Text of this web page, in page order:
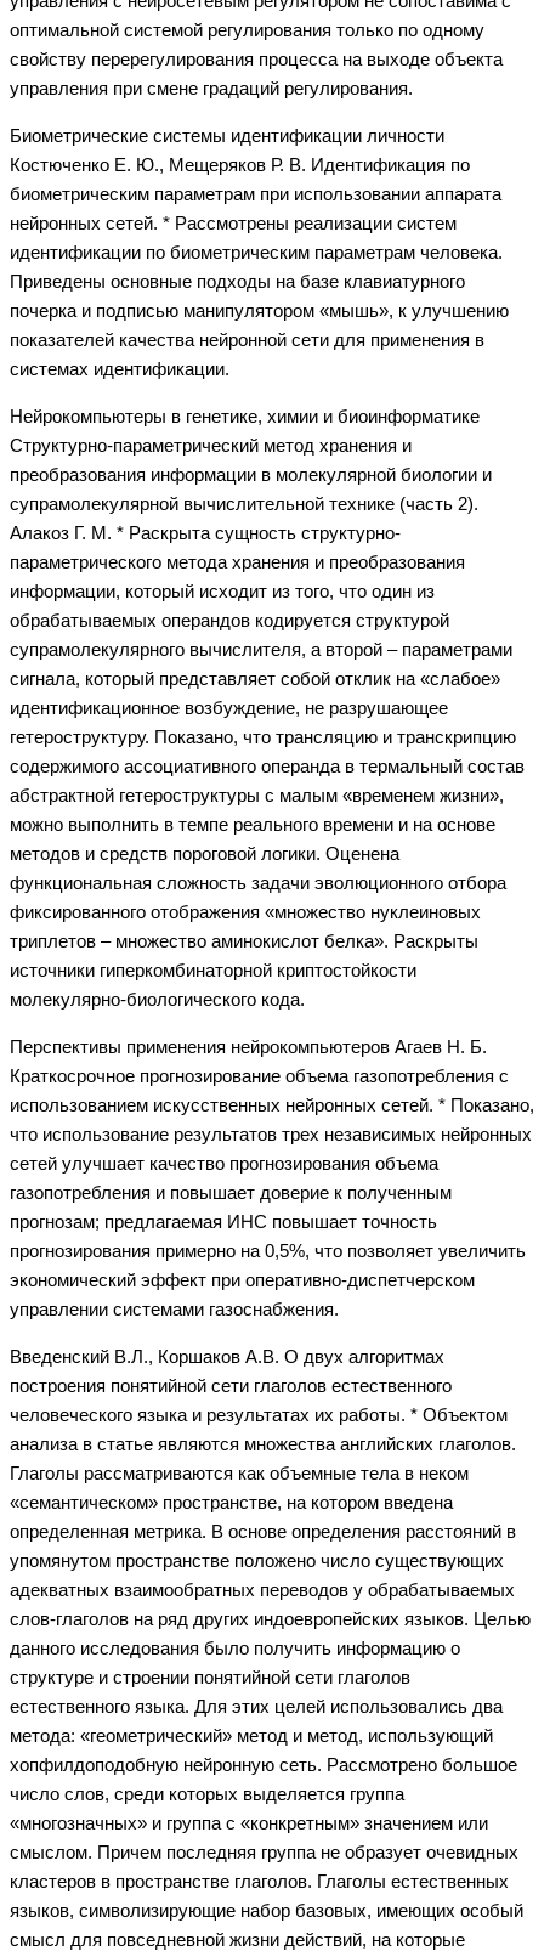
оптимальной системой регулирования только по одному
свойству перерегулирования процесса на выходе объекта
управления при смене градаций регулирования.
Биометрические системы идентификации личности
Костюченко Е. Ю., Мещеряков Р. В. Идентификация по
биометрическим параметрам при использовании аппарата
нейронных сетей. * Рассмотрены реализации систем
идентификации по биометрическим параметрам человека.
Приведены основные подходы на базе клавиатурного
почерка и подписью манипулятором «мышь», к улучшению
показателей качества нейронной сети для применения в
системах идентификации.
Нейрокомпьютеры в генетике, химии и биоинформатике
Структурно-параметрический метод хранения и
преобразования информации в молекулярной биологии и
супрамолекулярной вычислительной технике (часть 2).
Алакоз Г. М. * Раскрыта сущность структурно-
параметрического метода хранения и преобразования
информации, который исходит из того, что один из
обрабатываемых операндов кодируется структурой
супрамолекулярного вычислителя, а второй – параметрами
сигнала, который представляет собой отклик на «слабое»
идентификационное возбуждение, не разрушающее
гетероструктуру. Показано, что трансляцию и транскрипцию
содержимого ассоциативного операнда в термальный состав
абстрактной гетероструктуры с малым «временем жизни»,
можно выполнить в темпе реального времени и на основе
методов и средств пороговой логики. Оценена
функциональная сложность задачи эволюционного отбора
фиксированного отображения «множество нуклеиновых
триплетов – множество аминокислот белка». Раскрыты
источники гиперкомбинаторной криптостойкости
молекулярно-биологического кода.
Перспективы применения нейрокомпьютеров Агаев Н. Б.
Краткосрочное прогнозирование объема газопотребления с
использованием искусственных нейронных сетей. * Показано,
что использование результатов трех независимых нейронных
сетей улучшает качество прогнозирования объема
газопотребления и повышает доверие к полученным
прогнозам; предлагаемая ИНС повышает точность
прогнозирования примерно на 0,5%, что позволяет увеличить
экономический эффект при оперативно-диспетчерском
управлении системами газоснабжения.
Введенский В.Л., Коршаков А.В. О двух алгоритмах
построения понятийной сети глаголов естественного
человеческого языка и результатах их работы. * Объектом
анализа в статье являются множества английских глаголов.
Глаголы рассматриваются как объемные тела в неком
«семантическом» пространстве, на котором введена
определенная метрика. В основе определения расстояний в
упомянутом пространстве положено число существующих
адекватных взаимообратных переводов у обрабатываемых
слов-глаголов на ряд других индоевропейских языков. Целью
данного исследования было получить информацию о
структуре и строении понятийной сети глаголов
естественного языка. Для этих целей использовались два
метода: «геометрический» метод и метод, использующий
хопфилдоподобную нейронную сеть. Рассмотрено большое
число слов, среди которых выделяется группа
«многозначных» и группа с «конкретным» значением или
смыслом. Причем последняя группа не образует очевидных
кластеров в пространстве глаголов. Глаголы естественных
языков, символизирующие набор базовых, имеющих особый
смысл для повседневной жизни действий, на которые